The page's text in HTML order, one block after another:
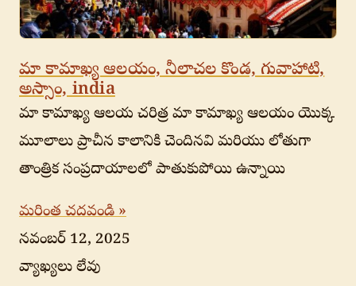
మా కామాఖ్య ఆలయం, నీలాచల కొండ, గువాహాటి,
అస్సాం, india
మా కామాఖ్య ఆలయ చరిత్ర మా కామాఖ్య ఆలయం యొక్క
మూలాలు ప్రాచీన కాలానికి చెందినవి మరియు లోతుగా
తాంత్రిక సంప్రదాయాలలో పాతుకుపోయి ఉన్నాయి
మరింత చదవండి »
నవంబర్ 12, 2025
వ్యాఖ్యలు లేవు